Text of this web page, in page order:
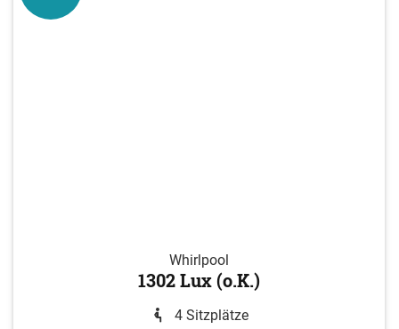
Whirlpool
1302 Lux (o.K.)
4 Sitzplätze